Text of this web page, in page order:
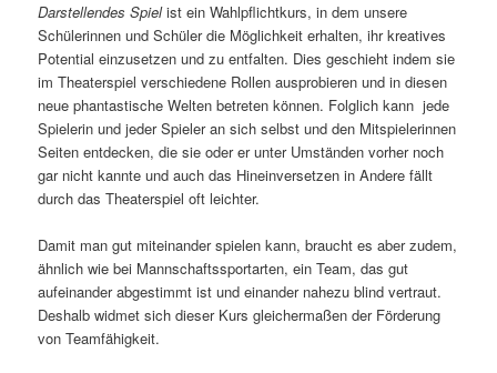
Darstellendes Spielist ein Wahlpflichtkurs, in dem unsere
Schülerinnen und Schüler die Möglichkeit erhalten, ihr kreatives
Potential einzusetzen und zu entfalten. Dies geschieht indem sie
im Theaterspiel verschiedene Rollen ausprobieren und in diesen
neue phantastische Welten betreten können. Folglich kann jede
Spielerin und jeder Spieler an sich selbst und den Mitspielerinnen
Seiten entdecken, die sie oder er unter Umständen vorher noch
gar nicht kannte und auch das Hineinversetzen in Andere fällt
durch das Theaterspiel oft leichter.
Damit man gut miteinander spielen kann, braucht es aber zudem,
ähnlich wie bei Mannschaftssportarten, ein Team, das gut
aufeinander abgestimmt ist und einander nahezu blind vertraut.
Deshalb widmet sich dieser Kurs gleichermaßen der Förderung
von Teamfähigkeit.